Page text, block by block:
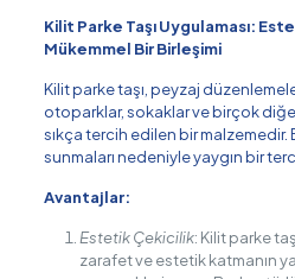
Kilit Parke Taşı Uygulaması:
Mükemmel Bir Birleşimi
Kilit parke taşı, peyzaj
otoparklar, sokaklar ve birçok
sıkça tercih edilen bir
sunmaları nedeniyle yaygın bir
Avantajlar:
Estetik Çekicilik: Kilit parke
zarafet ve estetik katmanın